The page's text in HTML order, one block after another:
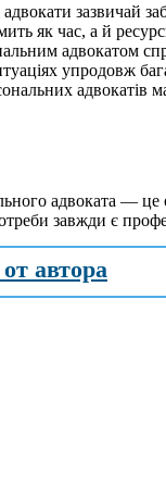
зазвичай
як час, а й
адвокатом
упродовж
адвоката —
завжди є
автора